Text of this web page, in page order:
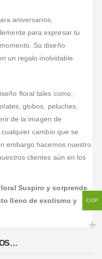
aniversarios,
para expresar tu
Su diseño
un regalo inolvidable.
floral tales como,
globos, peluches,
de la imagen de
cambio que se
embargo hacemos nuestro
clientes aún en los
Suspiro y sorprende
lleno de exotismo y
COP